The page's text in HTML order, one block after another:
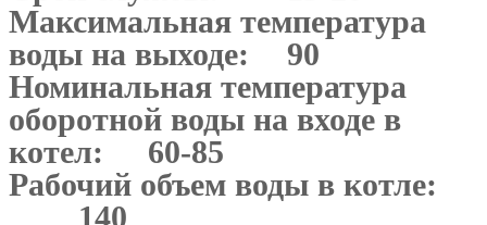
Максимальная температура
воды на выходе:
90
Номинальная температура
оборотной воды на входе в
котел:
60-85
Рабочий объем воды в котле:
140